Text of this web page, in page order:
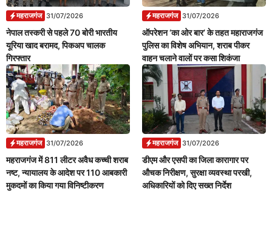
महराजगंज 31/07/2026
नेपाल तस्करी से पहले 70 बोरी भारतीय
यूरिया खाद बरामद, पिकअप चालक
गिरफ्तार
महराजगंज 31/07/2026
ऑपरेशन ‘का ओर बार’ के तहत महाराजगंज
पुलिस का विशेष अभियान, शराब पीकर
वाहन चलाने वालों पर कसा शिकंजा
महराजगंज 31/07/2026
महराजगंज में 811 लीटर अवैध कच्ची शराब
नष्ट, न्यायालय के आदेश पर 110 आबकारी
मुकदमों का किया गया विनिष्टीकरण
महराजगंज 31/07/2026
डीएम और एसपी का जिला कारागार पर
औचक निरीक्षण, सुरक्षा व्यवस्था परखी,
अधिकारियों को दिए सख्त निर्देश